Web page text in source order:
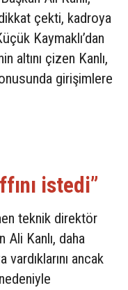
çekti, kadroya
Kaymaklı’dan
altını çizen Kanlı,
girişimlere
istedi”
teknik direktör
Ali Kanlı, daha
ancak